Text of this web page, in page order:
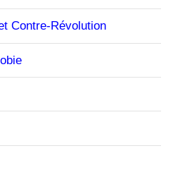
Contre-Révolution